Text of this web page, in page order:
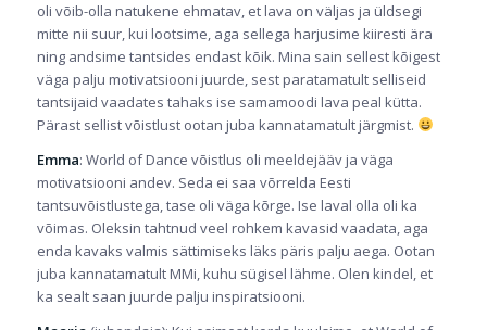
oli võib-olla natukene ehmatav, et lava on väljas ja üldsegi
mitte nii suur, kui lootsime, aga sellega harjusime kiiresti ära
ning andsime tantsides endast kõik. Mina sain sellest kõigest
väga palju motivatsiooni juurde, sest paratamatult selliseid
tantsijaid vaadates tahaks ise samamoodi lava peal kütta.
Pärast sellist võistlust ootan juba kannatamatult järgmist.
Emma: World of Dance võistlus oli meeldejääv ja väga
motivatsiooni andev. Seda ei saa võrrelda Eesti
tantsuvõistlustega, tase oli väga kõrge. Ise laval olla oli ka
võimas. Oleksin tahtnud veel rohkem kavasid vaadata, aga
enda kavaks valmis sättimiseks läks päris palju aega. Ootan
juba kannatamatult MMi, kuhu sügisel lähme. Olen kindel, et
ka sealt saan juurde palju inspiratsiooni.